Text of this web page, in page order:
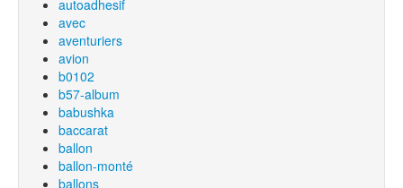
autoadhesif
avec
aventuriers
avion
b0102
b57-album
babushka
baccarat
ballon
ballon-monté
ballons